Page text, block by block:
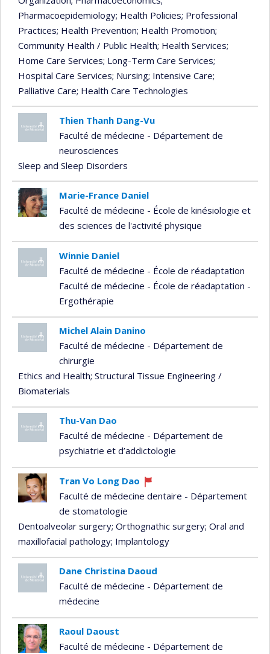
Pharmacoepidemiology; Health Policies; Professional
Practices; Health Prevention; Health Promotion;
Community Health / Public Health; Health Services;
Home Care Services; Long-Term Care Services;
Hospital Care Services; Nursing; Intensive Care;
Palliative Care; Health Care Technologies
Thien Thanh Dang-Vu
Faculté de médecine - Département de
neurosciences
Sleep and Sleep Disorders
Marie-France Daniel
Faculté de médecine - École de kinésiologie et
des sciences de l'activité physique
Winnie Daniel
Faculté de médecine - École de réadaptation
Faculté de médecine - École de réadaptation -
Ergothérapie
Michel Alain Danino
Faculté de médecine - Département de
chirurgie
Ethics and Health; Structural Tissue Engineering /
Biomaterials
Thu-Van Dao
Faculté de médecine - Département de
psychiatrie et d’addictologie
Tran Vo Long Dao
Currently
Faculté de médecine dentaire - Département
de stomatologie
Dentoalveolar surgery; Orthognathic surgery; Oral and
maxillofacial pathology; Implantology
Dane Christina Daoud
Faculté de médecine - Département de
médecine
Raoul Daoust
Faculté de médecine - Département de